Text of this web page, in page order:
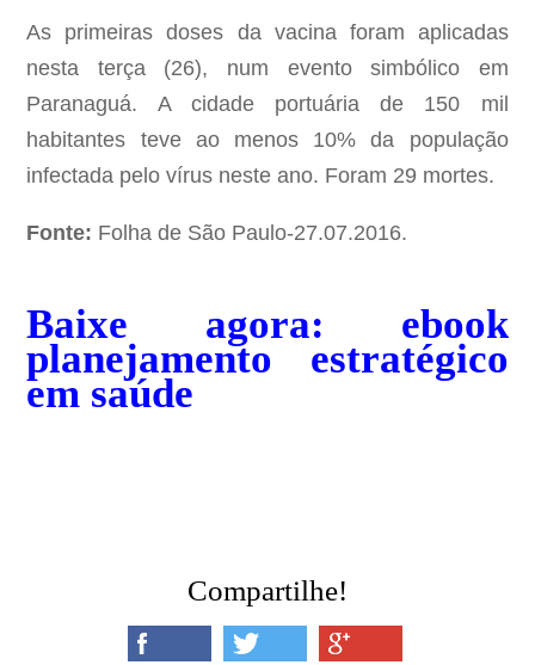
As primeiras doses da vacina foram aplicadas
nesta terça (26), num evento simbólico em
Paranaguá. A cidade portuária de 150 mil
habitantes teve ao menos 10% da população
infectada pelo vírus neste ano. Foram 29 mortes.
Fonte: Folha de São Paulo-27.07.2016.
Baixe agora: ebook
planejamento estratégico
em saúde
Compartilhe!